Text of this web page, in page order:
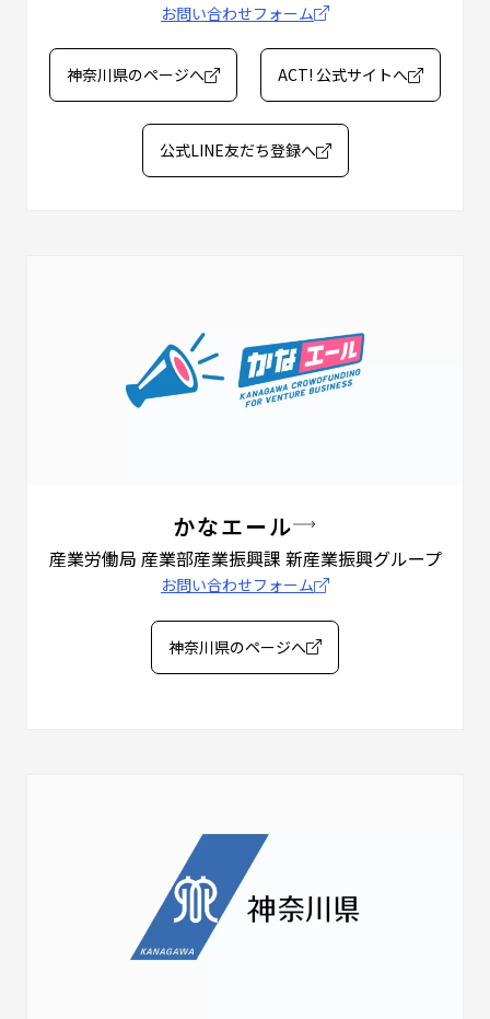
お問い合わせフォーム
神奈川県のページへ ACT! 公式サイトへ
公式LINE友だち登録へ
かなエール
産業労働局 産業部産業振興課 新産業振興グループ
お問い合わせフォーム
神奈川県のページへ